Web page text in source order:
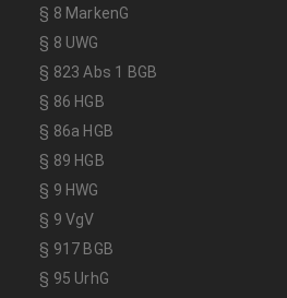
§ 8 MarkenG
§ 8 UWG
§ 823 Abs 1 BGB
§ 86 HGB
§ 86a HGB
§ 89 HGB
§ 9 HWG
§ 9 VgV
§ 917 BGB
§ 95 UrhG